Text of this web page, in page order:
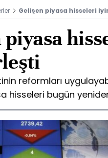
Gelişen piyasa hisseleri
piyasa
reformları
hisseleri bugün